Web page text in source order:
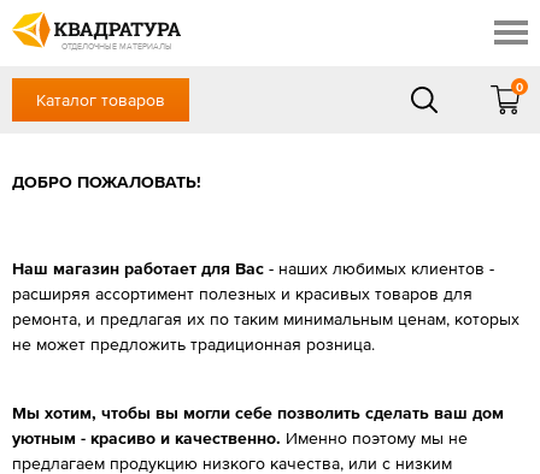
ОТДЕЛОЧНЫЕ МАТЕРИАЛЫ
Профи
Акции
Готовые решения
Доставка и оплата
Отзывы
+7 918 999 1656
Сб, Вс — выходной
Каталог товаров
0
ДОБРО ПОЖАЛОВАТЬ!
Наш магазин работает для Вас - наших любимых клиентов -
расширяя ассортимент полезных и красивых товаров для
ремонта, и предлагая их по таким минимальным ценам, которых
не может предложить традиционная розница.
Мы хотим, чтобы вы могли себе позволить сделать ваш дом
уютным - красиво и качественно. Именно поэтому мы не
предлагаем продукцию низкого качества, или с низким